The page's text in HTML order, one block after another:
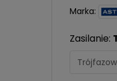
Marka:
Zasilanie: